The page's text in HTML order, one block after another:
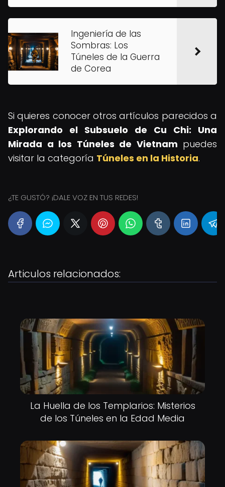
Ingeniería de las
Sombras: Los
Túneles de la Guerra
de Corea
Si quieres conocer otros artículos parecidos a
Explorando el Subsuelo de Cu Chi: Una
Mirada a los Túneles de Vietnam puedes
visitar la categoría Túneles en la Historia.
¿TE GUSTÓ? ¡DALE VOZ EN TUS REDES!
Articulos relacionados:
La Huella de los Templarios: Misterios
de los Túneles en la Edad Media